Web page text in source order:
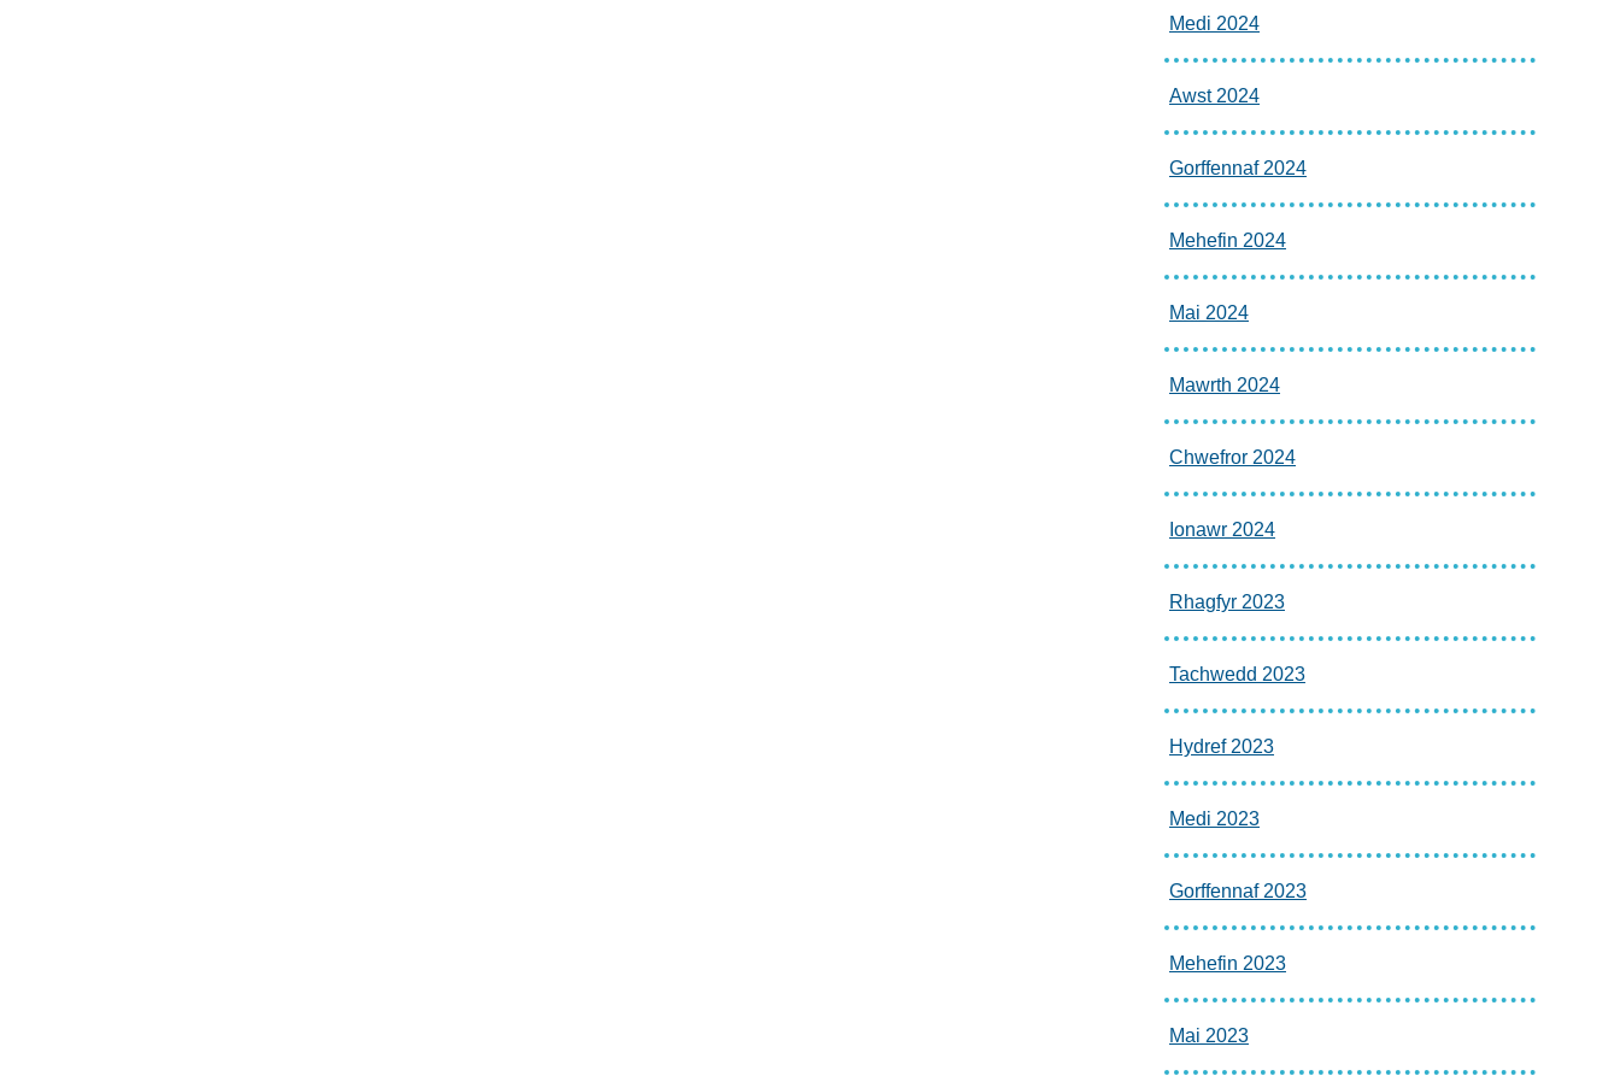
Medi 2024
Awst 2024
Gorffennaf 2024
Mehefin 2024
Mai 2024
Mawrth 2024
Chwefror 2024
Ionawr 2024
Rhagfyr 2023
Tachwedd 2023
Hydref 2023
Medi 2023
Gorffennaf 2023
Mehefin 2023
Mai 2023